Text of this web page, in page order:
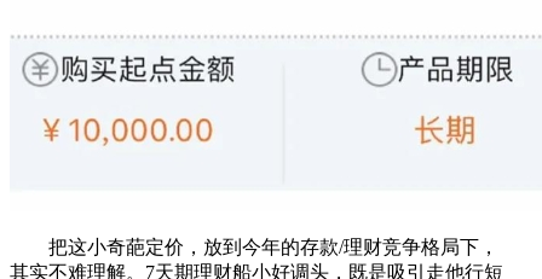
把这小奇葩定价，放到今年的存款/理财竞争格局下，
其实不难理解。7天期理财船小好调头，既是吸引走他行短